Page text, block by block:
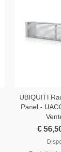
UBIQUITI
Panel -
€